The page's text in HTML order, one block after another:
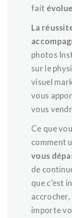
fait
La
photos
sur le
visuel
vous
vous
Ce que
comment
vous
de
que c’est
importe